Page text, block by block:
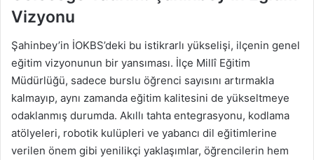
Vizyonu
Şahinbey’in İOKBS’deki bu istikrarlı yükselişi, ilçenin genel
eğitim vizyonunun bir yansıması. İlçe Millî Eğitim
Müdürlüğü, sadece burslu öğrenci sayısını artırmakla
kalmayıp, aynı zamanda eğitim kalitesini de yükseltmeye
odaklanmış durumda. Akıllı tahta entegrasyonu, kodlama
atölyeleri, robotik kulüpleri ve yabancı dil eğitimlerine
verilen önem gibi yenilikçi yaklaşımlar, öğrencilerin hem